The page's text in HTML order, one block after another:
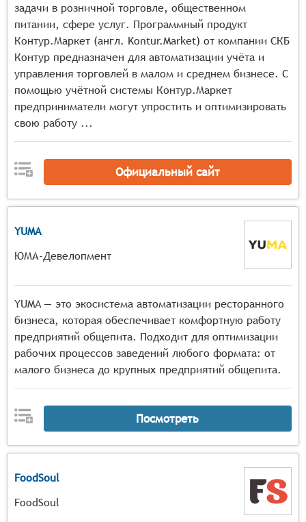
задачи в розничной торговле, общественном
питании, сфере услуг. Программный продукт
Контур.Маркет (англ. Kontur.Market) от компании СКБ
Контур предназначен для автоматизации учёта и
управления торговлей в малом и среднем бизнесе. С
помощью учётной системы Контур.Маркет
предприниматели могут упростить и оптимизировать
свою работу ...
Официальный сайт
YUMA
ЮМА-Девелопмент
YUMA — это экосистема автоматизации ресторанного
бизнеса, которая обеспечивает комфортную работу
предприятий общепита. Подходит для оптимизации
рабочих процессов заведений любого формата: от
малого бизнеса до крупных предприятий общепита.
Посмотреть
FoodSoul
FoodSoul